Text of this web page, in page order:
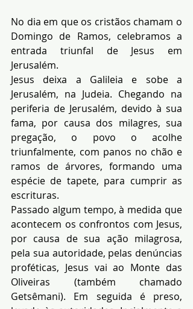
No dia em que os cristãos chamam o
Domingo de Ramos, celebramos a
entrada triunfal de Jesus em
Jerusalém.
Jesus deixa a Galileia e sobe a
Jerusalém, na Judeia. Chegando na
periferia de Jerusalém, devido à sua
fama, por causa dos milagres, sua
pregação, o povo o acolhe
triunfalmente, com panos no chão e
ramos de árvores, formando uma
espécie de tapete, para cumprir as
escrituras.
Passado algum tempo, à medida que
acontecem os confrontos com Jesus,
por causa de sua ação milagrosa,
pela sua autoridade, pelas denúncias
proféticas, Jesus vai ao Monte das
Oliveiras (também chamado
Getsêmani). Em seguida é preso,